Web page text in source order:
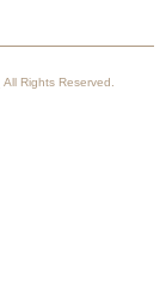
All Rights Reserved.